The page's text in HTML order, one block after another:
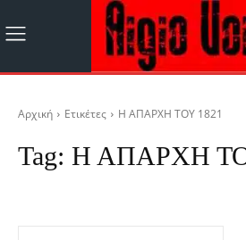
Αρχική Ετικέτες Η ΑΠΑΡΧΗ ΤΟΥ 1821
Tag: Η ΑΠΑΡΧΗ